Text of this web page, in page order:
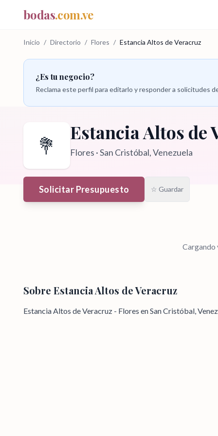
bodas.com.ve
Inicio / Directorio / Flores / Estancia Altos de Veracruz
¿Es tu negocio?
Reclama este perfil para editarlo y responder a solicitudes
💐
Estancia Altos de
Flores ·San Cristóbal, Venezuela
Solicitar Presupuesto ☆ Guardar
Cargando
Sobre Estancia Altos de Veracruz
Estancia Altos de Veracruz - Flores en San Cristóbal,